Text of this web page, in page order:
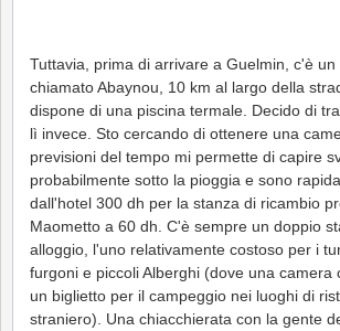
Tuttavia, prima di arrivare a Guelmin, c'è
chiamato Abaynou, 10 km al largo della
dispone di una piscina termale. Decido di
lì invece. Sto cercando di ottenere una
previsioni del tempo mi permette di capire
probabilmente sotto la pioggia e sono
dall'hotel 300 dh per la stanza di ricambio
Maometto a 60 dh. C'è sempre un doppio
alloggio, l'uno relativamente costoso per i
furgoni e piccoli Alberghi (dove una camera
un biglietto per il campeggio nei luoghi di
straniero). Una chiacchierata con la gente